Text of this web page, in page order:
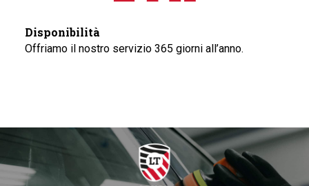
Disponibilità
Offriamo il nostro servizio 365 giorni all’anno.